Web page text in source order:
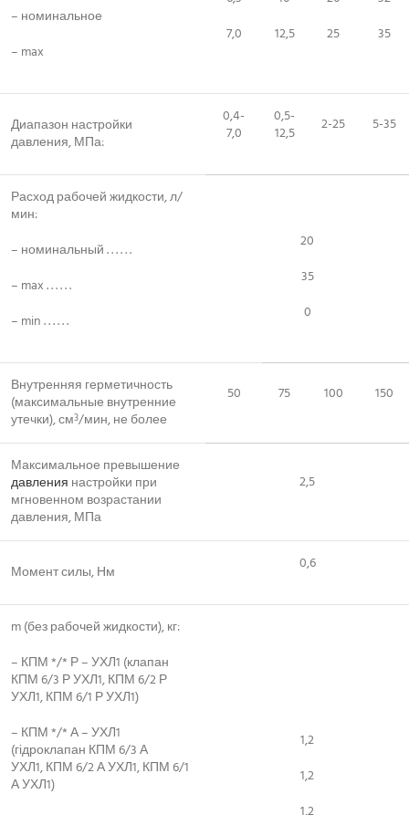
– номинальное
– max
7,0
12,5
25
35
Диапазон настройки
давления, МПа:
0,4-
7,0
0,5-
12,5
2-25 5-35
Расход рабочей жидкости, л/
мин:
– номинальный . . . . . .
– max . . . . . .
– min . . . . . .
20
35
0
Внутренняя герметичность
(максимальные внутренние
утечки), см3/мин, не более
50 75 100 150
Максимальное превышение
давления настройки при
мгновенном возрастании
давления, МПа
2,5
Момент силы, Нм 0,6
m (без рабочей жидкости), кг:
– КПМ */* Р – УХЛ1 (клапан
КПМ 6/3 Р УХЛ1, КПМ 6/2 Р
УХЛ1, КПМ 6/1 Р УХЛ1)
– КПМ */* А – УХЛ1
(гідроклапан КПМ 6/3 А
УХЛ1, КПМ 6/2 А УХЛ1, КПМ 6/1
А УХЛ1)
1,2
1,2